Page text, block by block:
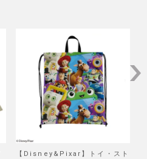
【Disney&Pixar】トイ・スト